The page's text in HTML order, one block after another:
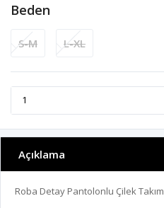
Beden
S-M L-XL
Açıklama
Roba Detay Pantolonlu Çilek Takım